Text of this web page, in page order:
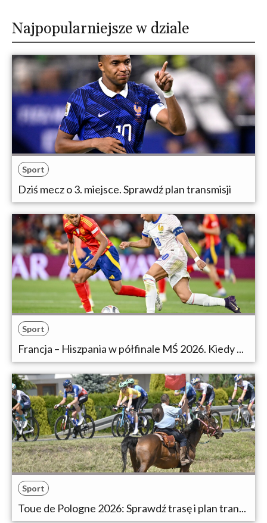
Najpopularniejsze w dziale
Sport
Dziś mecz o 3. miejsce. Sprawdź plan transmisji
Sport
Francja – Hiszpania w półfinale MŚ 2026. Kiedy ...
Sport
Toue de Pologne 2026: Sprawdź trasę i plan tran...